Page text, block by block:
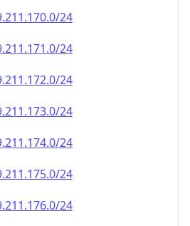
24
24
24
24
24
24
24